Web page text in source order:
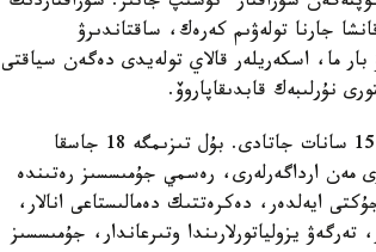
جارنا تولەۋىم كەرەك، ساقتاندىرۋ
ما، اسكەريلەر قالاي تولەيدى دەگەن سياقتى
نۇرلىبەك قابدىقاپاروۆ.
ايتۋىنشا، ءبىرىنشى ساناتقا مەملەكەت تاراپىنان ساقتاندىرىلاتىن 15 سانات جاتادى. بۇل تىزىمگە 18 جاسقا
مەن ارداگەرلەرى، رەسمي جۇمىسسىز رەتىندە
ايەلدەر، دەكرەتتىك دەمالىستاعى انالار،
يزولياتورلارىندا وتىرعاندار، جۇمىسسىز